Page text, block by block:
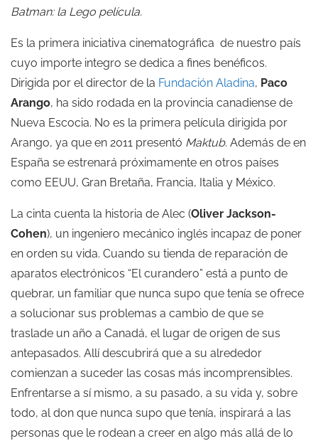
Batman: la Lego película.
Es la primera iniciativa cinematográfica de nuestro país
cuyo importe integro se dedica a fines benéficos.
Dirigida por el director de la Fundación Aladina, Paco
Arango, ha sido rodada en la provincia canadiense de
Nueva Escocia. No es la primera película dirigida por
Arango, ya que en 2011 presentó Maktub. Además de en
España se estrenará próximamente en otros países
como EEUU, Gran Bretaña, Francia, Italia y México.
La cinta cuenta la historia de Alec (Oliver Jackson-
Cohen), un ingeniero mecánico inglés incapaz de poner
en orden su vida. Cuando su tienda de reparación de
aparatos electrónicos “El curandero” está a punto de
quebrar, un familiar que nunca supo que tenía se ofrece
a solucionar sus problemas a cambio de que se
traslade un año a Canadá, el lugar de origen de sus
antepasados. Allí descubrirá que a su alrededor
comienzan a suceder las cosas más incomprensibles.
Enfrentarse a sí mismo, a su pasado, a su vida y, sobre
todo, al don que nunca supo que tenía, inspirará a las
personas que le rodean a creer en algo más allá de lo